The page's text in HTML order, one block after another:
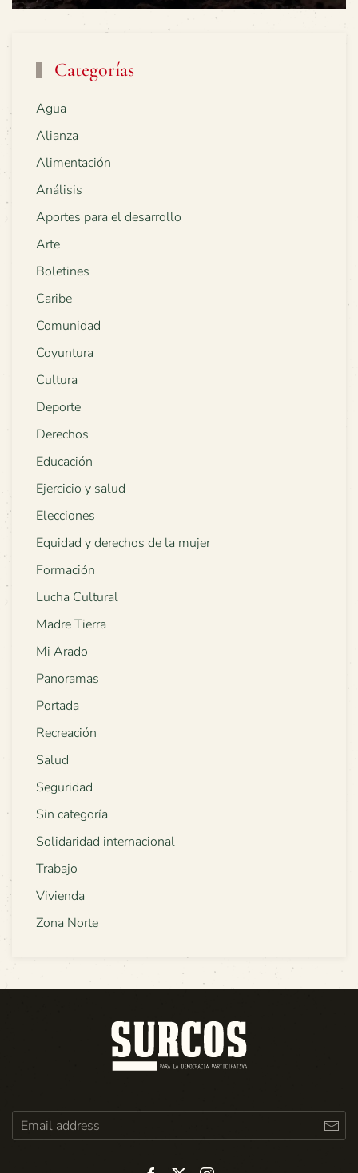
Categorías
Agua
Alianza
Alimentación
Análisis
Aportes para el desarrollo
Arte
Boletines
Caribe
Comunidad
Coyuntura
Cultura
Deporte
Derechos
Educación
Ejercicio y salud
Elecciones
Equidad y derechos de la mujer
Formación
Lucha Cultural
Madre Tierra
Mi Arado
Panoramas
Portada
Recreación
Salud
Seguridad
Sin categoría
Solidaridad internacional
Trabajo
Vivienda
Zona Norte